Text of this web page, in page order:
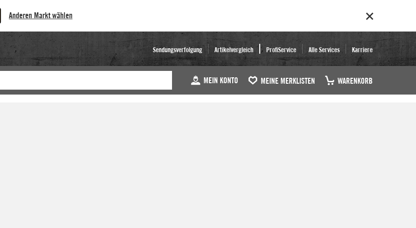
Anderen Markt wählen
Sendungsverfolgung Artikelvergleich ProfiService Alle Services Karriere
MEIN KONTO MEINE MERKLISTEN WARENKORB